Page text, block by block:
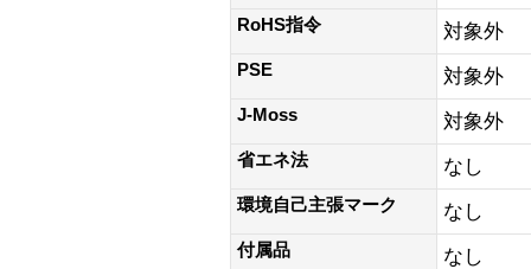
RoHS指令 対象外
PSE 対象外
J-Moss 対象外
省エネ法 なし
環境自己主張マーク なし
付属品 なし